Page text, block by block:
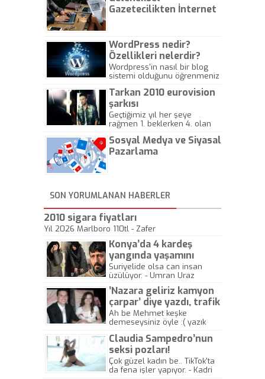
Gazetecilikten İnternet
WordPress nedir?
Özellikleri nelerdir?
Wordpress'in nasıl bir blog
sistemi olduğunu öğrenmeniz
Tarkan 2010 eurovision
şarkısı
Geçtiğimiz yıl her şeye
rağmen 1. beklerken 4. olan
gösterisinin bu yarışmada
önemli olmadığını anlamıştır.
Sosyal Medya ve Siyasal
Pazarlama
SON YORUMLANAN HABERLER
2010 sigara fiyatları
Yıl 2026 Marlboro 110tl - Zafer
Konya’da 4 kardeş
yangında yaşamını
yitirdi
Suriyelide olsa can insan
üzülüyor. - Umran Uraz
’Nazara geliriz kamyon
çarpar’ diye yazdı, trafik
kazasında öldü!
Ah be Mehmet keşke
demeseysiniz öyle :( yazık
Claudia Sampedro’nun
seksi pozları!
Çok güzel kadın be.. TikTok'ta
da fena işler yapıyor. - Kadri